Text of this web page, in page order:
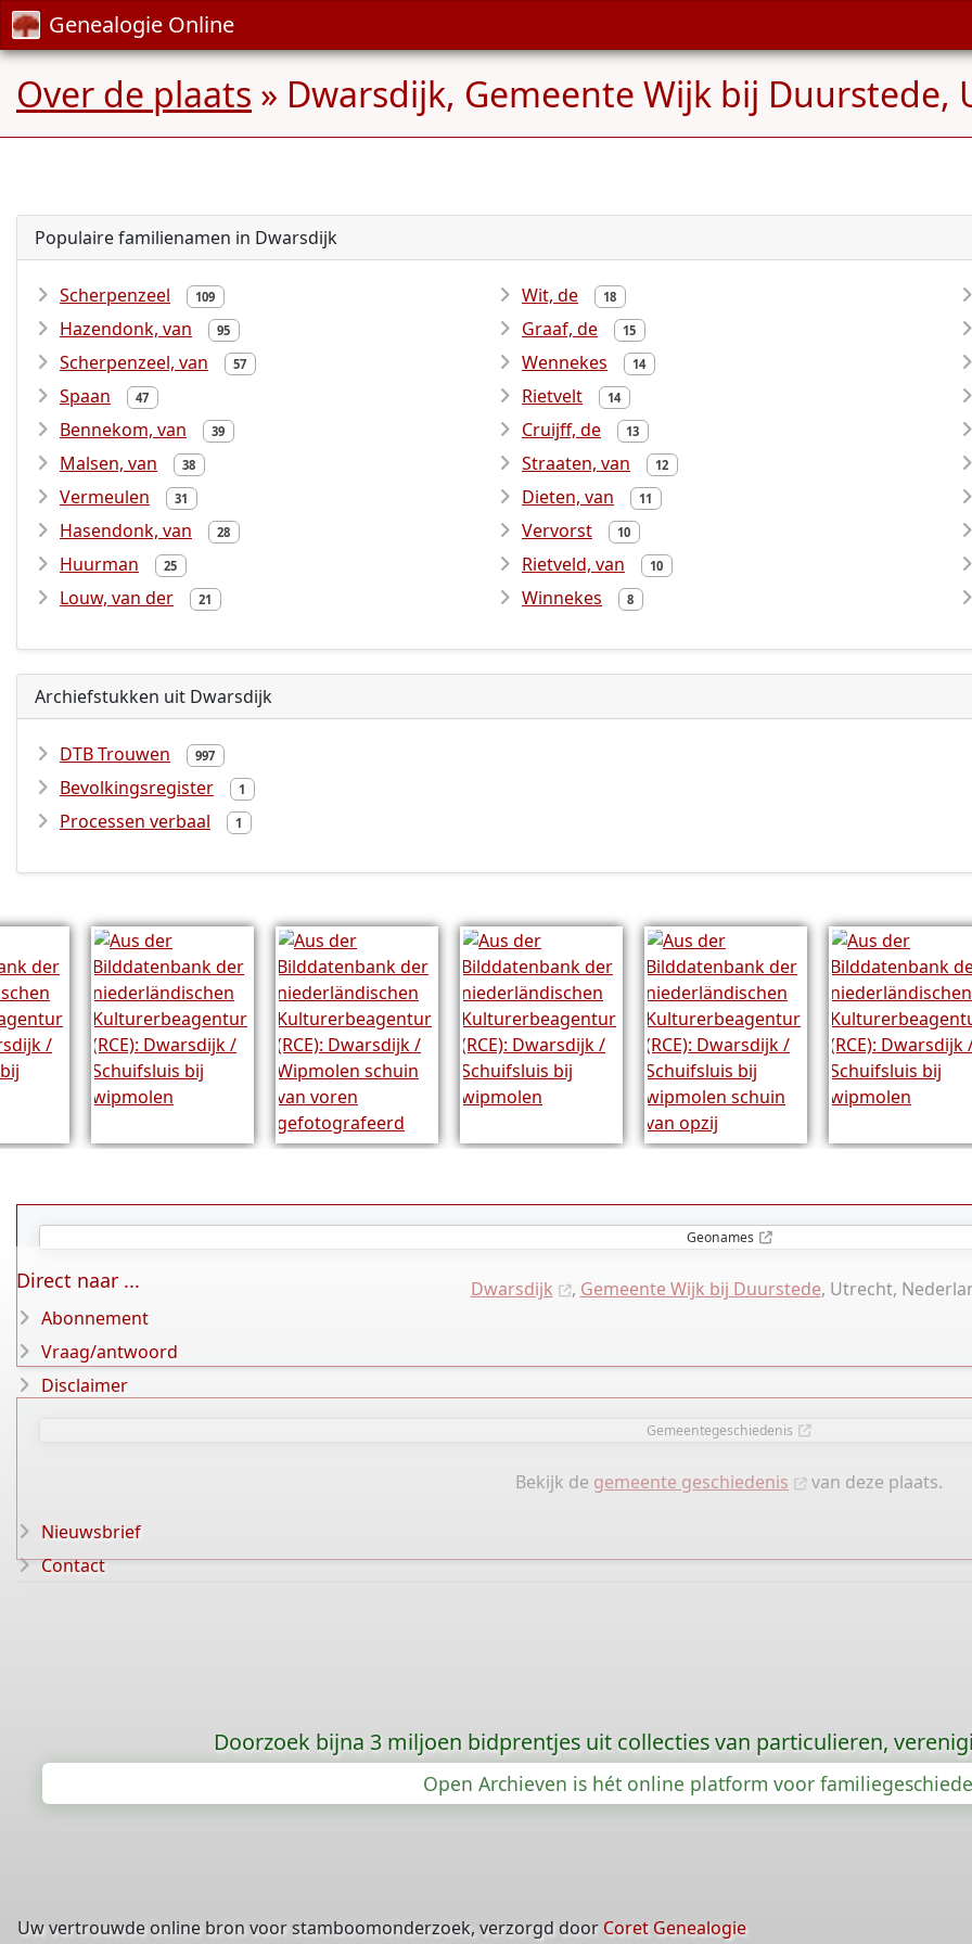
Genealogie Online
Over de plaats » Dwarsdijk, Gemeente Wijk bij Duurstede,
Populaire familienamen in Dwarsdijk
Scherpenzeel 109
Hazendonk, van 95
Scherpenzeel, van 57
Spaan 47
Bennekom, van 39
Malsen, van 38
Vermeulen 31
Hasendonk, van 28
Huurman 25
Louw, van der 21
Wit, de 18
Graaf, de 15
Wennekes 14
Rietvelt 14
Cruijff, de 13
Straaten, van 12
Dieten, van 11
Vervorst 10
Rietveld, van 10
Winnekes 8
Archiefstukken uit Dwarsdijk
DTB Trouwen 997
Bevolkingsregister 1
Processen verbaal 1
Geonames
Dwarsdijk , Gemeente Wijk bij Duurstede, Utrecht,
Gemeentegeschiedenis
Bekijk de gemeente geschiedenis van deze plaats.
Direct naar ...
Abonnement
Vraag/antwoord
Disclaimer
Nieuwsbrief
Contact
Doorzoek bijna 3 miljoen bidprentjes uit collecties van particulieren,
Open Archieven is hét online platform voor
Uw vertrouwde online bron voor stamboomonderzoek, verzorgd door Coret Genealogie